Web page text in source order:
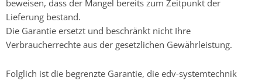
beweisen, dass der Mangel bereits zum Zeitpunkt der
Lieferung bestand.
Die Garantie ersetzt und beschränkt nicht Ihre
Verbraucherrechte aus der gesetzlichen Gewährleistung.
Folglich ist die begrenzte Garantie, die edv-systemtechnik